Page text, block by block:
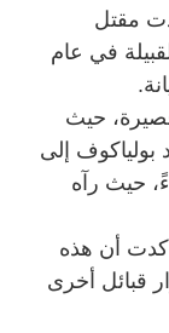
مقتل
في عام
حيث
بولياكوف إلى
حيث رآه
أن هذه
قبائل أخرى